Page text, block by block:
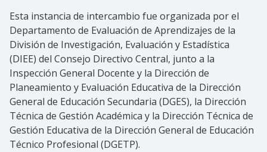
Esta instancia de intercambio fue organizada por el
Departamento de Evaluación de Aprendizajes de la
División de Investigación, Evaluación y Estadística
(DIEE) del Consejo Directivo Central, junto a la
Inspección General Docente y la Dirección de
Planeamiento y Evaluación Educativa de la Dirección
General de Educación Secundaria (DGES), la Dirección
Técnica de Gestión Académica y la Dirección Técnica de
Gestión Educativa de la Dirección General de Educación
Técnico Profesional (DGETP).